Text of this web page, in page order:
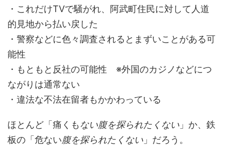
・これだけTVで騒がれ、阿武町住民に対して人道
的見地から払い戻した
・警察などに色々調査されるとまずいことがある可
能性
・もともと反社の可能性 ※外国のカジノなどにつ
ながりは通常ない
・違法な不法在留者もかかわっている
ほとんど「痛くもない腹を探られたくない 」か、鉄
板の「危ない腹を探られたくない 」だろう。